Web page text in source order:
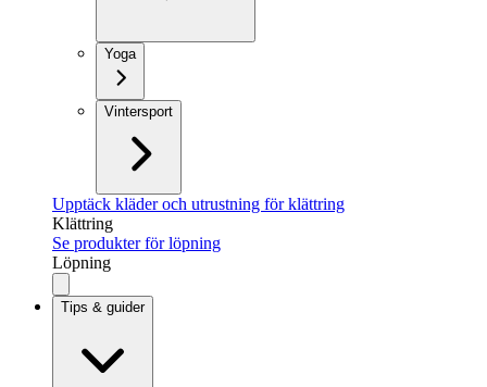
Yoga
Vintersport
Upptäck kläder och utrustning för klättring
Klättring
Se produkter för löpning
Löpning
Tips & guider